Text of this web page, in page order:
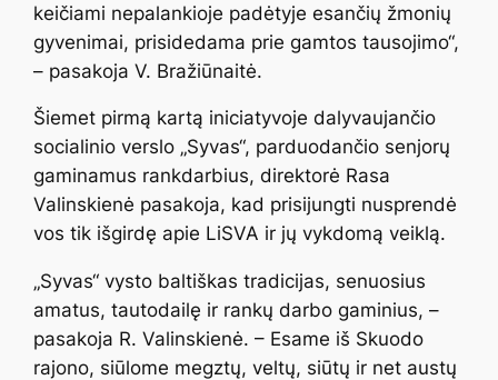
keičiami nepalankioje padėtyje esančių žmonių
gyvenimai, prisidedama prie gamtos tausojimo“,
– pasakoja V. Bražiūnaitė.
Šiemet pirmą kartą iniciatyvoje dalyvaujančio
socialinio verslo „Syvas“, parduodančio senjorų
gaminamus rankdarbius, direktorė Rasa
Valinskienė pasakoja, kad prisijungti nusprendė
vos tik išgirdę apie LiSVA ir jų vykdomą veiklą.
„Syvas“ vysto baltiškas tradicijas, senuosius
amatus, tautodailę ir rankų darbo gaminius, –
pasakoja R. Valinskienė. – Esame iš Skuodo
rajono, siūlome megztų, veltų, siūtų ir net austų